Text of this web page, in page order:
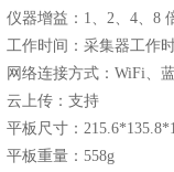
仪器增益：1、2、4、8
工作时间：采集器工作
网络连接方式：WiFi、
云上传：支持
平板尺寸：
平板重量：558g